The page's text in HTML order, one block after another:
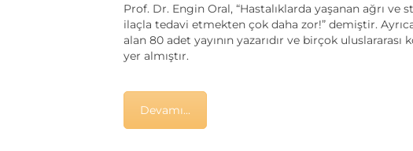
Prof. Dr. Engin Oral, “Hastalıklarda yaşanan ağrı ve
ilaçla tedavi etmekten çok daha zor!” demiştir.
alan 80 adet yayının yazarıdır ve birçok
yer almıştır.
Devamı...